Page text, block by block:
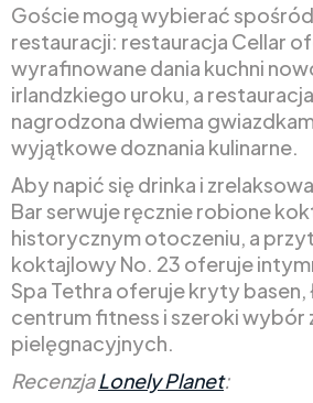
Goście mogą wybierać
restauracji: restauracja Cellar
wyrafinowane dania kuchni
irlandzkiego uroku, a
nagrodzona dwiema
wyjątkowe doznania kulinarne.
Aby napić się drinka i
Bar serwuje ręcznie robione
historycznym otoczeniu, a
koktajlowy No. 23 oferuje
Spa Tethra oferuje kryty basen,
centrum fitness i szeroki wybór
pielęgnacyjnych.
RecenzjaLonely Planet: